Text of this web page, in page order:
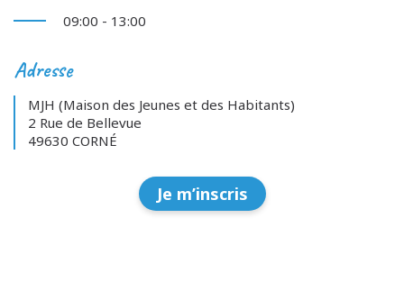
09:00 - 13:00
Adresse
MJH (Maison des Jeunes et des Habitants)
2 Rue de Bellevue
49630 CORNÉ
Je m’inscris